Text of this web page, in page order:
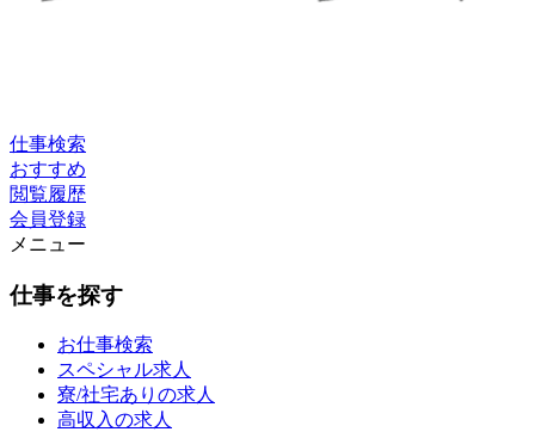
仕事検索
おすすめ
閲覧履歴
会員登録
メニュー
仕事を探す
お仕事検索
スペシャル求人
寮/社宅ありの求人
高収入の求人